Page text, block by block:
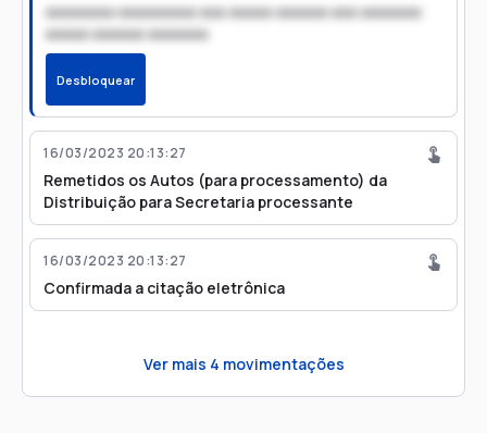
xxxxxxxx xxxxxxxxx xxx xxxxx xxxxxx xxx xxxxxxx
xxxxx xxxxxx xxxxxxx
Desbloquear
16/03/2023 20:13:27
Remetidos os Autos (para processamento) da
Distribuição para Secretaria processante
16/03/2023 20:13:27
Confirmada a citação eletrônica
Ver mais 4 movimentações